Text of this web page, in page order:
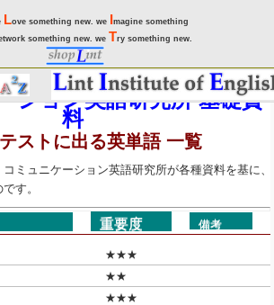
Love something new. we Imagine something
something new. we Try something new.
ション英語研究所 基礎資
料
ストに出る英単語 一覧
ミュニケーション英語研究所が各種資料を基に
す。
重要度 備考
★★★
★★
★★★